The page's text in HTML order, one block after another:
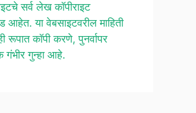
सर्व लेख कॉपीराइट
आहेत. या वेबसाइटवरील माहिती
रूपात कॉपी करणे, पुनर्वापर
गुन्हा आहे.